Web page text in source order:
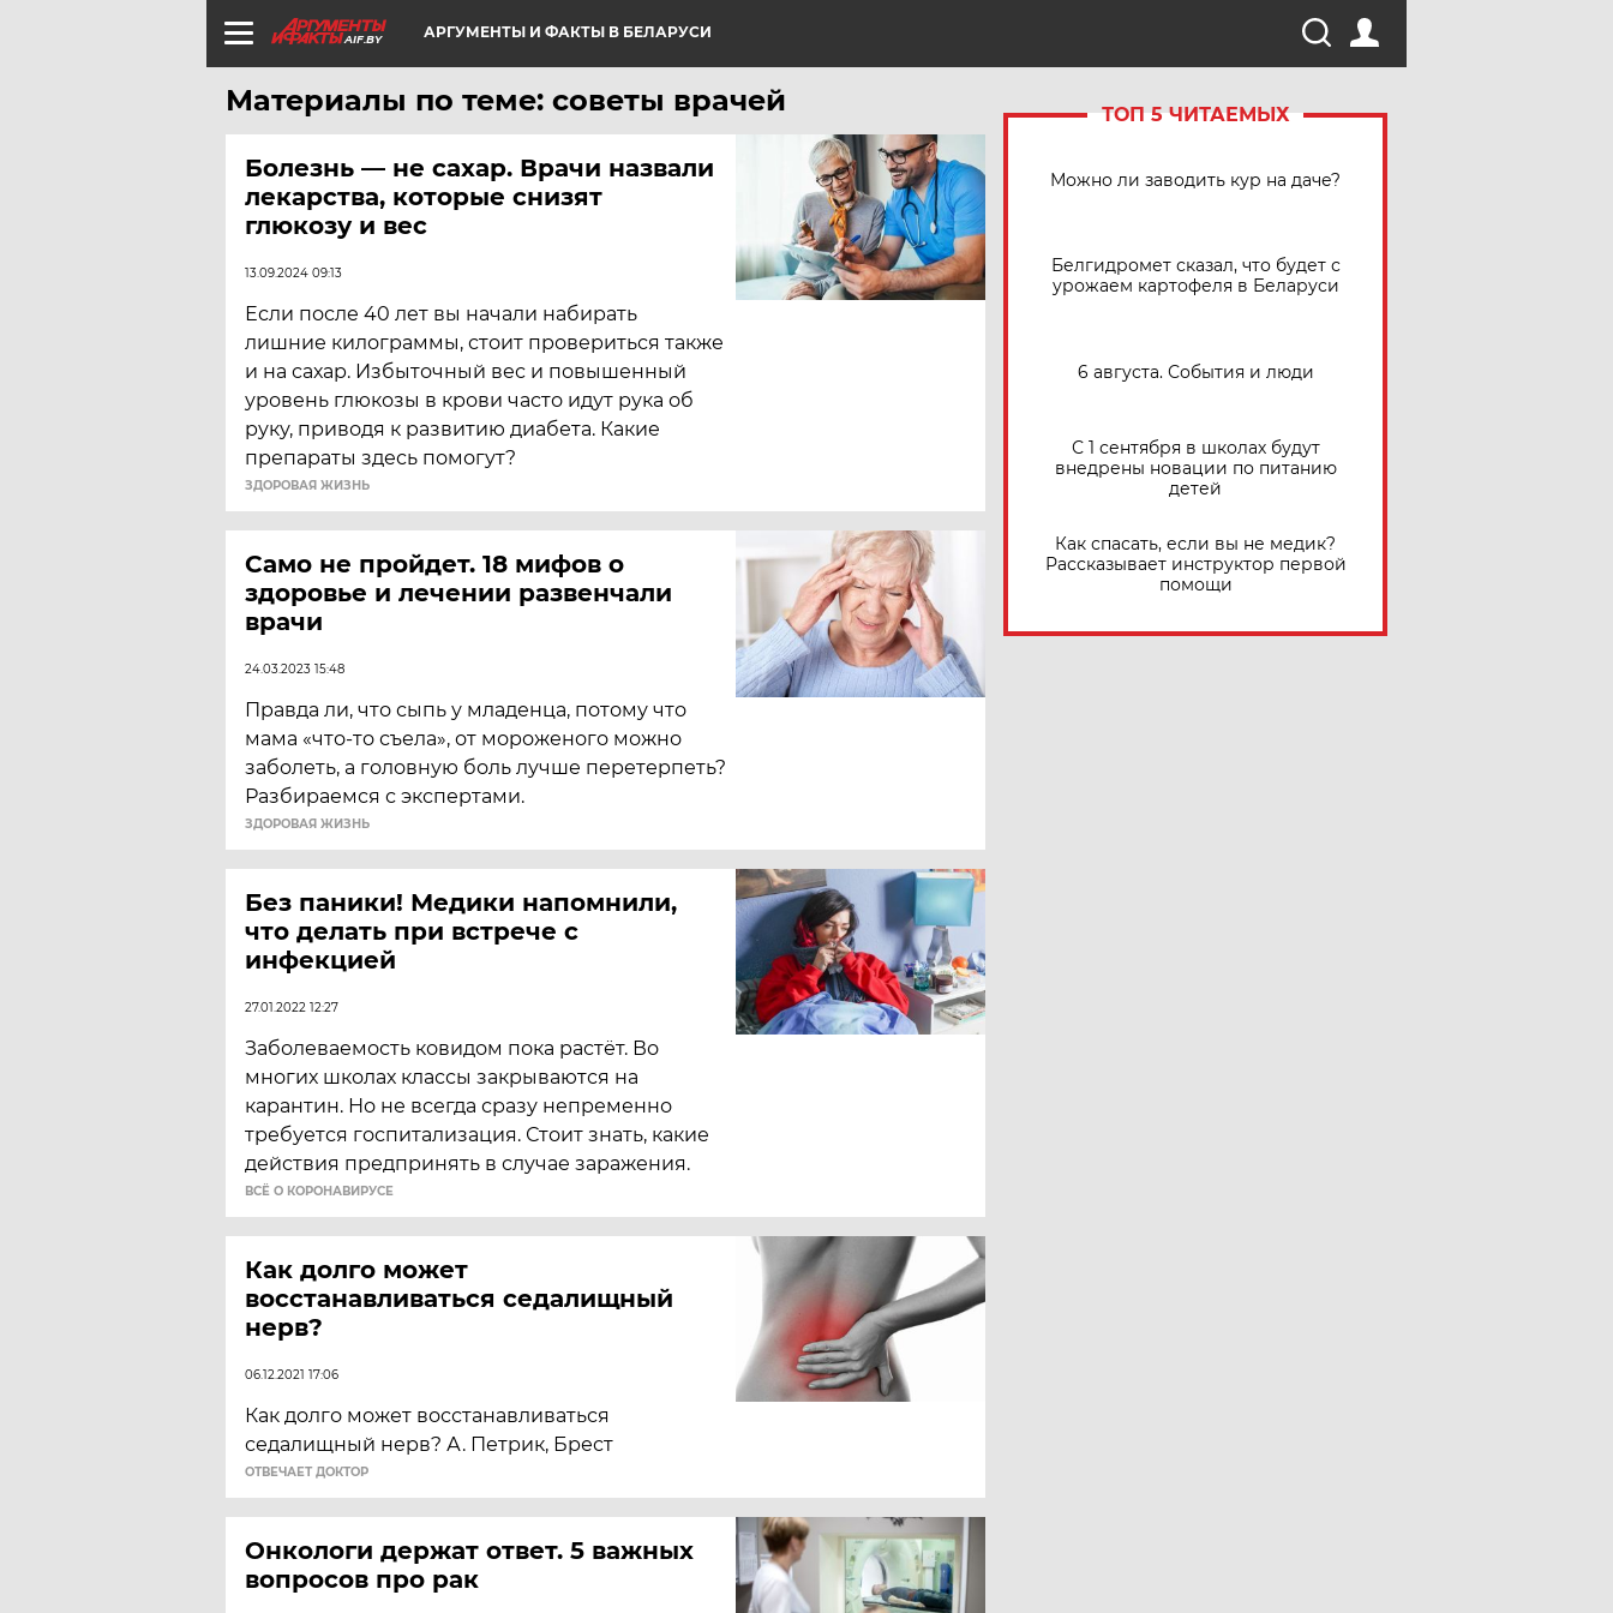
AIF.BY АРГУМЕНТЫ И ФАКТЫ В БЕЛАРУСИ
Материалы по теме: советы врачей
Болезнь — не сахар. Врачи назвали
лекарства, которые снизят
глюкозу и вес
13.09.2024 09:13
Если после 40 лет вы начали набирать
лишние килограммы, стоит провериться также
и на сахар. Избыточный вес и повышенный
уровень глюкозы в крови часто идут рука об
руку, приводя к развитию диабета. Какие
препараты здесь помогут?
ЗДОРОВАЯ ЖИЗНЬ
Само не пройдет. 18 мифов о
здоровье и лечении развенчали
врачи
24.03.2023 15:48
Правда ли, что сыпь у младенца, потому что
мама «что-то съела», от мороженого можно
заболеть, а головную боль лучше перетерпеть?
Разбираемся с экспертами.
ЗДОРОВАЯ ЖИЗНЬ
Без паники! Медики напомнили,
что делать при встрече с
инфекцией
27.01.2022 12:27
Заболеваемость ковидом пока растёт. Во
многих школах классы закрываются на
карантин. Но не всегда сразу непременно
требуется госпитализация. Стоит знать, какие
действия предпринять в случае заражения.
ВСЁ О КОРОНАВИРУСЕ
Как долго может
восстанавливаться седалищный
нерв?
06.12.2021 17:06
Как долго может восстанавливаться
седалищный нерв? А. Петрик, Брест
ОТВЕЧАЕТ ДОКТОР
Онкологи держат ответ. 5 важных
вопросов про рак
ТОП 5 ЧИТАЕМЫХ
Можно ли заводить кур на даче?
Белгидромет сказал, что будет с
урожаем картофеля в Беларуси
6 августа. События и люди
С 1 сентября в школах будут
внедрены новации по питанию
детей
Как спасать, если вы не медик?
Рассказывает инструктор первой
помощи